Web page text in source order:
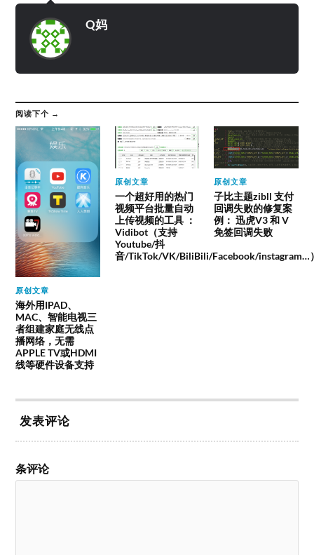
Q妈
阅读下个 →
原创文章
海外用IPAD、
MAC、智能电视三
者组建家庭无线点
播网络，无需
APPLE TV或HDMI
线等硬件设备支持
原创文章
一个超好用的热门
视频平台批量自动
上传视频的工具 ：
Vidibot（支持
Youtube/抖
音/TikTok/VK/BiliBili/Facebook/instagram…
原创文章
子比主题zibll 支付
回调失败的修复案
例： 迅虎V3 和 V
免签回调失败
发表评论
条评论